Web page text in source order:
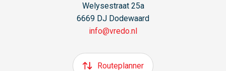
Welysestraat 25a
6669 DJ Dodewaard
info@vredo.nl
Routeplanner